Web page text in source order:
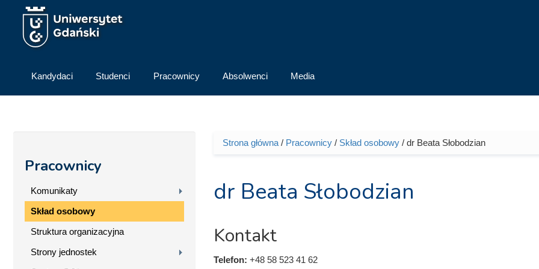
Przejdź do treści
Kandydaci Studenci Pracownicy Absolwenci Media
Pracownicy
Komunikaty
Skład osobowy
Struktura organizacyjna
Strony jednostek
Jesteś tutaj
Strona główna/ Pracownicy/ Skład osobowy/ dr Beata Słobodzian
dr Beata Słobodzian
Kontakt
Telefon: +48 58 523 41 62